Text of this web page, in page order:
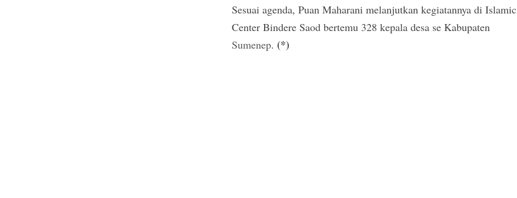
Sesuai agenda, Puan Maharani melanjutkan kegiatannya di Islamic
Center Bindere Saod bertemu 328 kepala desa se Kabupaten
Sumenep. (*)